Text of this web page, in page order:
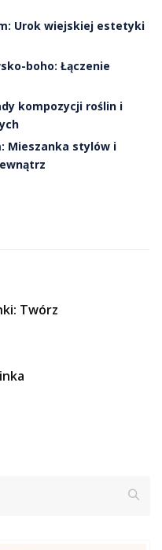
Urok wiejskiej estetyki
boho: Łączenie
kompozycji roślin i
Mieszanka stylów i
Twórz